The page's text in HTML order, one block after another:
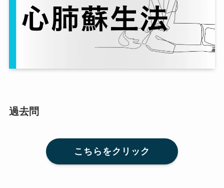
過去問
こちらをクリック